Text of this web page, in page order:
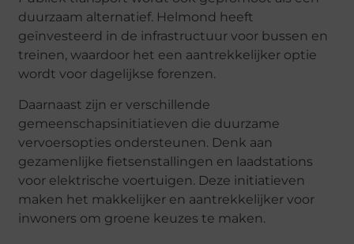
duurzaam alternatief. Helmond heeft
geïnvesteerd in de infrastructuur voor bussen en
treinen, waardoor het een aantrekkelijker optie
wordt voor dagelijkse forenzen.
Daarnaast zijn er verschillende
gemeenschapsinitiatieven die duurzame
vervoersopties ondersteunen. Denk aan
gezamenlijke fietsenstallingen en laadstations
voor elektrische voertuigen. Deze initiatieven
maken het makkelijker en aantrekkelijker voor
inwoners om groene keuzes te maken.